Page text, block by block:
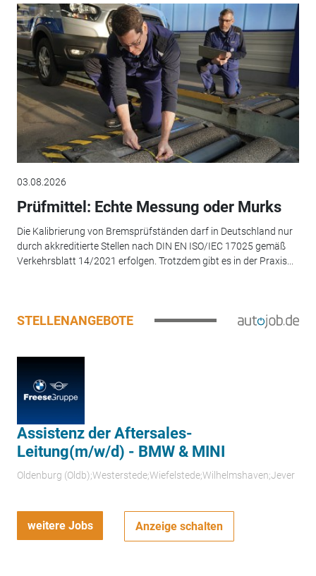
03.08.2026
Prüfmittel: Echte Messung oder Murks
Die Kalibrierung von Bremsprüfständen darf in Deutschland nur
durch akkreditierte Stellen nach DIN EN ISO/IEC 17025 gemäß
Verkehrsblatt 14/2021 erfolgen. Trotzdem gibt es in der Praxis...
STELLENANGEBOTE
Assistenz der Aftersales-
Leitung(m/w/d) - BMW & MINI
Oldenburg (Oldb);Westerstede;Wiefelstede;Wilhelmshaven;Jever
weitere Jobs Anzeige schalten